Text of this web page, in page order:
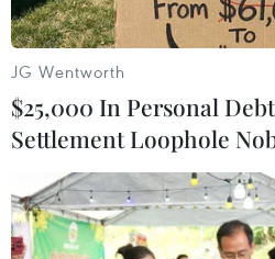
Nga: Vụ tấn công hóa
JG Wentworth
$25,000 In Personal
Settlement Loophole